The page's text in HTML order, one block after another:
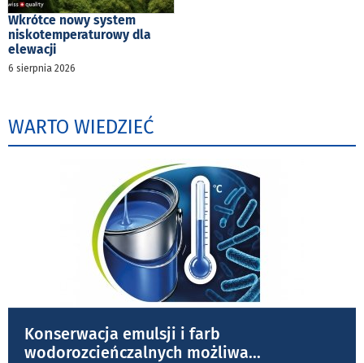
Wkrótce nowy system
niskotemperaturowy dla
elewacji
6 sierpnia 2026
WARTO WIEDZIEĆ
Konserwacja emulsji i farb
wodorozcieńczalnych możliwa...